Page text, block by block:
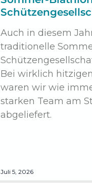
Auch in diesem
traditionelle
Bei wirklich
waren wir wie
starken Team am
abgeliefert.
Juli 5, 2026